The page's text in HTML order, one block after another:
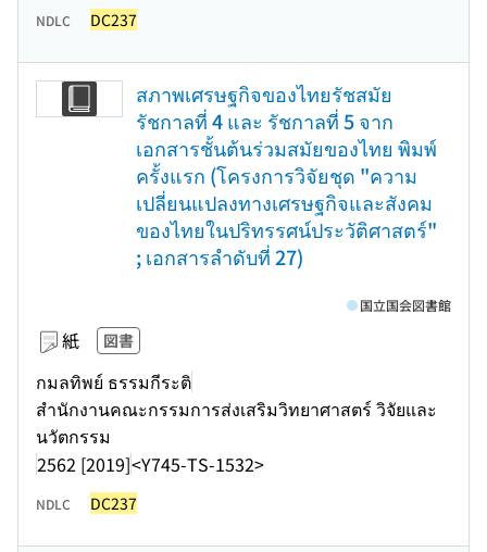
NDLC DC237
สภาพเศรษฐกิจของไทยรัชสมัย
รัชกาลที่ 4 และ รัชกาลที่ 5 จาก
เอกสารชั้นต้นร่วมสมัยของไทย พิมพ์
ครั้งแรก (โครงการวิจัยชุด "ความ
เปลี่ยนแปลงทางเศรษฐกิจและสังคม
ของไทยในปริทรรศน์ประวัติศาสตร์"
; เอกสารลำดับที่ 27)
紙 図書
กมลทิพย์ ธรรมกีระติ
สำนักงานคณะกรรมการส่งเสริมวิทยาศาสตร์ วิจัยและ
นวัตกรรม
2562 [2019]<Y745-TS-1532>
国立国会図書館
NDLC DC237